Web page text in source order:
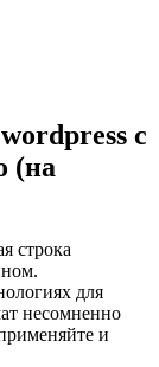
с
(на
строка
для
несомненно
и